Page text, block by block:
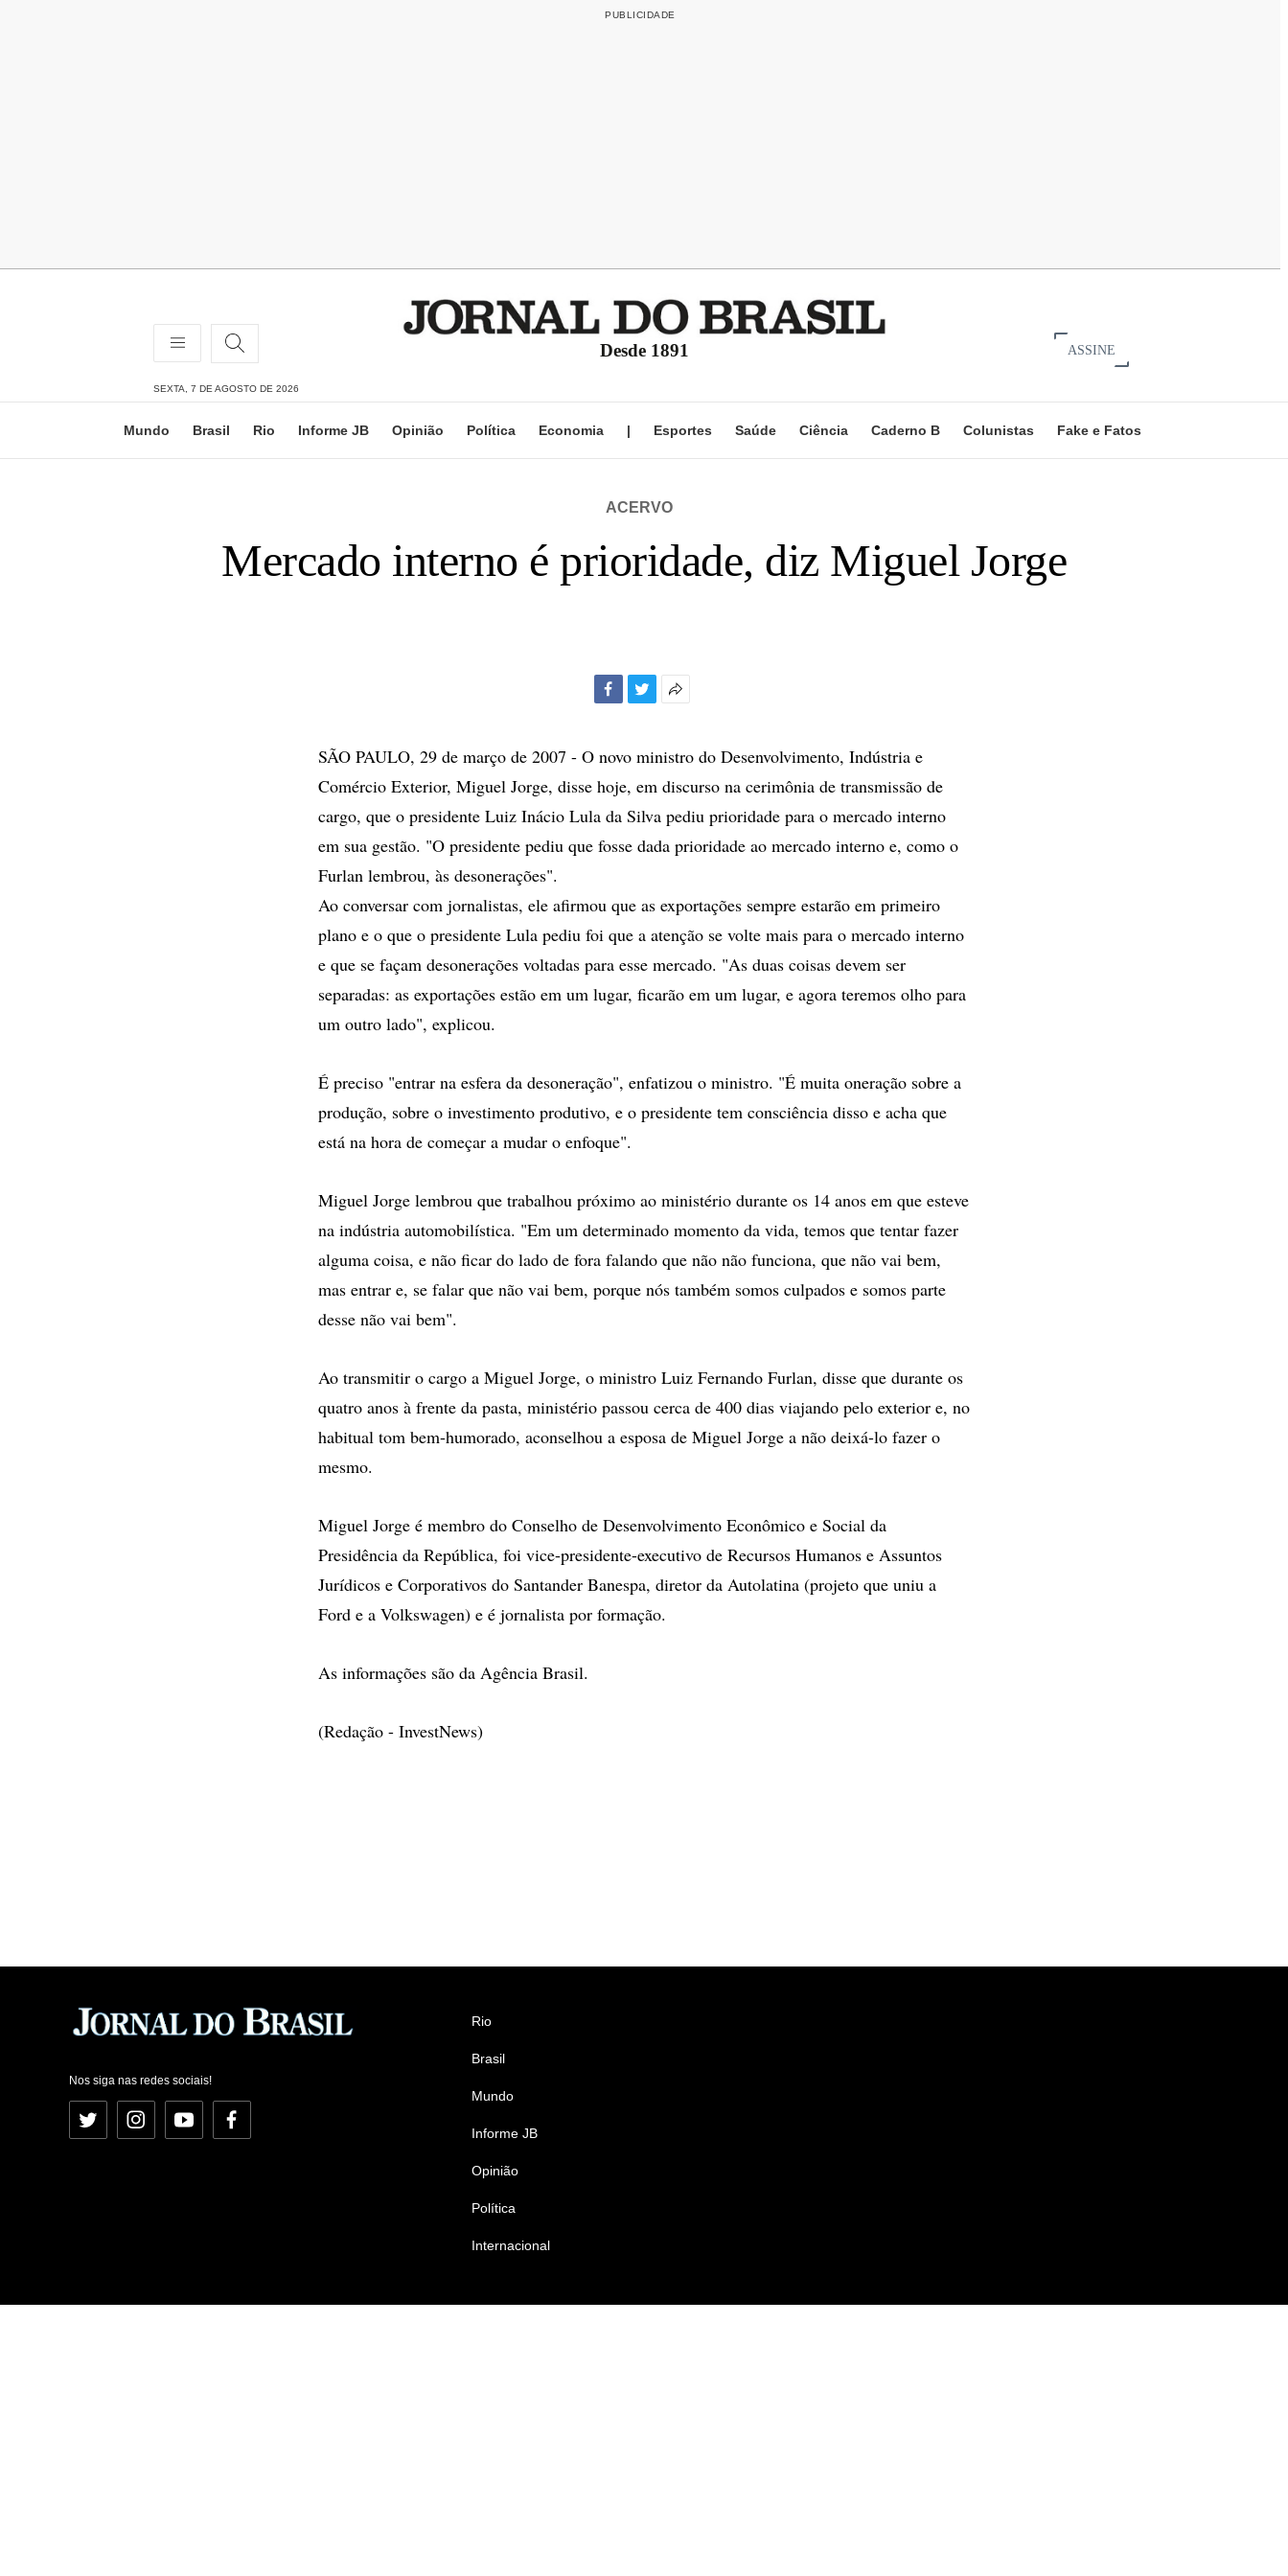
Desde 1891 ASSINE
SEXTA, 7 DE AGOSTO DE 2026
Mundo Brasil Rio Informe JB Opinião Política Economia | Esportes Saúde Ciência Caderno B Colunistas Fake e Fatos
ACERVO
Mercado interno é prioridade, diz Miguel Jorge
compartilhamento
SÃO PAULO, 29 de março de 2007 - O novo ministro do Desenvolvimento, Indústria e
Comércio Exterior, Miguel Jorge, disse hoje, em discurso na cerimônia de transmissão de
cargo, que o presidente Luiz Inácio Lula da Silva pediu prioridade para o mercado interno
em sua gestão. "O presidente pediu que fosse dada prioridade ao mercado interno e, como o
Furlan lembrou, às desonerações".
Ao conversar com jornalistas, ele afirmou que as exportações sempre estarão em primeiro
plano e o que o presidente Lula pediu foi que a atenção se volte mais para o mercado interno
e que se façam desonerações voltadas para esse mercado. "As duas coisas devem ser
separadas: as exportações estão em um lugar, ficarão em um lugar, e agora teremos olho para
um outro lado", explicou.
É preciso "entrar na esfera da desoneração", enfatizou o ministro. "É muita oneração sobre a
produção, sobre o investimento produtivo, e o presidente tem consciência disso e acha que
está na hora de começar a mudar o enfoque".
Miguel Jorge lembrou que trabalhou próximo ao ministério durante os 14 anos em que esteve
na indústria automobilística. "Em um determinado momento da vida, temos que tentar fazer
alguma coisa, e não ficar do lado de fora falando que não não funciona, que não vai bem,
mas entrar e, se falar que não vai bem, porque nós também somos culpados e somos parte
desse não vai bem".
Ao transmitir o cargo a Miguel Jorge, o ministro Luiz Fernando Furlan, disse que durante os
quatro anos à frente da pasta, ministério passou cerca de 400 dias viajando pelo exterior e, no
habitual tom bem-humorado, aconselhou a esposa de Miguel Jorge a não deixá-lo fazer o
mesmo.
Miguel Jorge é membro do Conselho de Desenvolvimento Econômico e Social da
Presidência da República, foi vice-presidente-executivo de Recursos Humanos e Assuntos
Jurídicos e Corporativos do Santander Banespa, diretor da Autolatina (projeto que uniu a
Ford e a Volkswagen) e é jornalista por formação.
As informações são da Agência Brasil.
(Redação - InvestNews)
Nos siga nas redes sociais!
Twitter InstagramYouTubeFacebook
Rio
Brasil
Mundo
Informe JB
Opinião
Política
Internacional